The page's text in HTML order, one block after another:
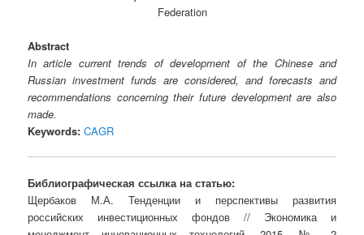
Federation
Abstract
In article current trends of development of the Chinese and
Russian investment funds are considered, and forecasts and
recommendations concerning their future development are also
made.
Keywords: CAGR
Библиографическая ссылка на статью:
Щербаков М.А. Тенденции и перспективы развития
российских инвестиционных фондов // Экономика и